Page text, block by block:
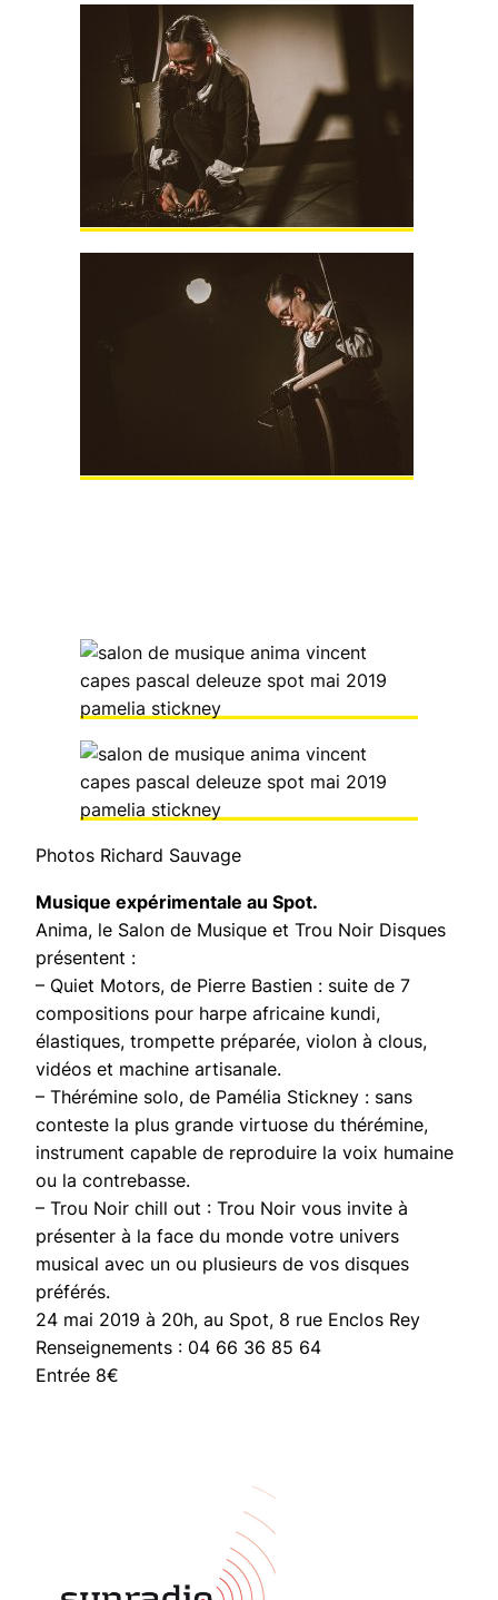
Photos Richard Sauvage
Musique expérimentale au Spot.
Anima, le Salon de Musique et Trou Noir Disques
présentent :
– Quiet Motors, de Pierre Bastien : suite de 7
compositions pour harpe africaine kundi,
élastiques, trompette préparée, violon à clous,
vidéos et machine artisanale.
– Thérémine solo, de Pamélia Stickney : sans
conteste la plus grande virtuose du thérémine,
instrument capable de reproduire la voix humaine
ou la contrebasse.
– Trou Noir chill out : Trou Noir vous invite à
présenter à la face du monde votre univers
musical avec un ou plusieurs de vos disques
préférés.
24 mai 2019 à 20h, au Spot, 8 rue Enclos Rey
Renseignements : 04 66 36 85 64
Entrée 8€